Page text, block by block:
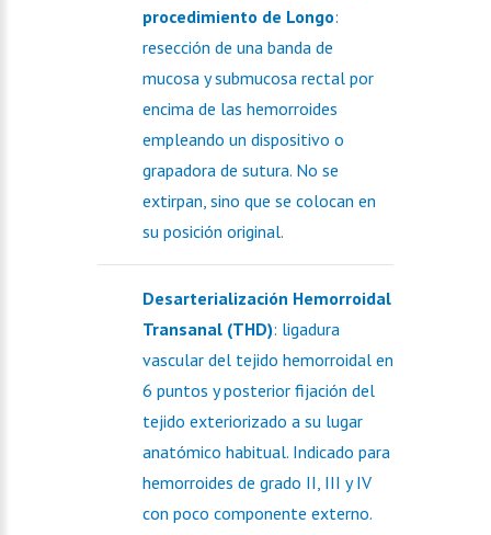
procedimiento de Longo:
resección de una banda de
mucosa y submucosa rectal por
encima de las hemorroides
empleando un dispositivo o
grapadora de sutura. No se
extirpan, sino que se colocan en
su posición original.
Desarterialización Hemorroidal
Transanal (THD): ligadura
vascular del tejido hemorroidal en
6 puntos y posterior fijación del
tejido exteriorizado a su lugar
anatómico habitual. Indicado para
hemorroides de grado II, III y IV
con poco componente externo.